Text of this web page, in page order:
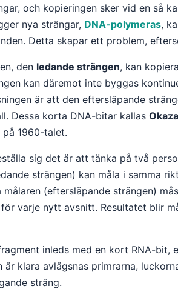
och kopieringen sker vid en så
nya strängar, DNA-polymeras,
Detta skapar ett problem,
den ledande strängen, kan
kan däremot inte byggas
är att den eftersläpande
Dessa korta DNA-bitar kallas
1960-talet.
sig det är att tänka på två
strängen) kan måla i samma
målaren (eftersläpande strängen)
varje nytt avsnitt. Resultatet blir
inleds med en kort RNA-bit,
är klara avlägsnas primrarna,
sträng.